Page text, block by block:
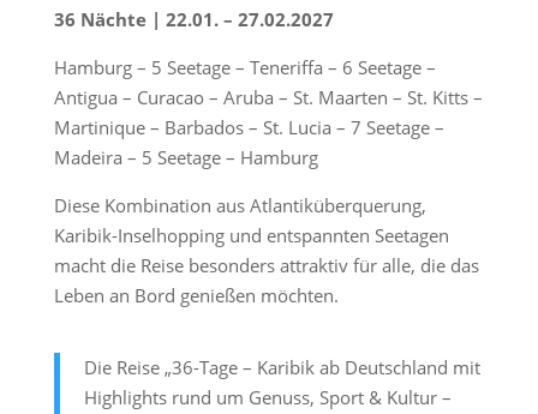
36 Nächte | 22.01. – 27.02.2027
Hamburg – 5 Seetage – Teneriffa – 6 Seetage –
Antigua – Curacao – Aruba – St. Maarten – St. Kitts –
Martinique – Barbados – St. Lucia – 7 Seetage –
Madeira – 5 Seetage – Hamburg
Diese Kombination aus Atlantiküberquerung,
Karibik-Inselhopping und entspannten Seetagen
macht die Reise besonders attraktiv für alle, die das
Leben an Bord genießen möchten.
Die Reise „36-Tage – Karibik ab Deutschland mit
Highlights rund um Genuss, Sport & Kultur –